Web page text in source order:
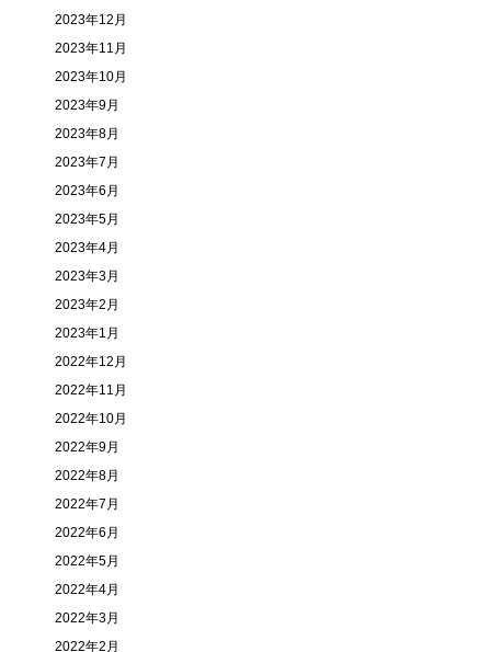
2023年12月
2023年11月
2023年10月
2023年9月
2023年8月
2023年7月
2023年6月
2023年5月
2023年4月
2023年3月
2023年2月
2023年1月
2022年12月
2022年11月
2022年10月
2022年9月
2022年8月
2022年7月
2022年6月
2022年5月
2022年4月
2022年3月
2022年2月